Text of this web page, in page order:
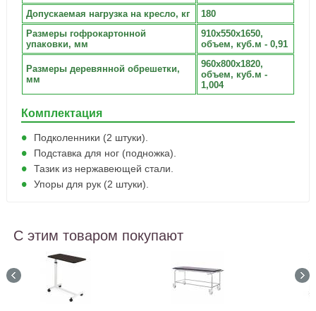
Допускаемая нагрузка на кресло, кг
180
Размеры гофрокартонной
упаковки, мм
910х550х1650,
объем, куб.м - 0,91
Размеры деревянной обрешетки,
мм
960х800х1820,
объем, куб.м -
1,004
Комплектация
Подколенники (2 штуки).
Подставка для ног (подножка).
Тазик из нержавеющей стали.
Упоры для рук (2 штуки).
С этим товаром покупают